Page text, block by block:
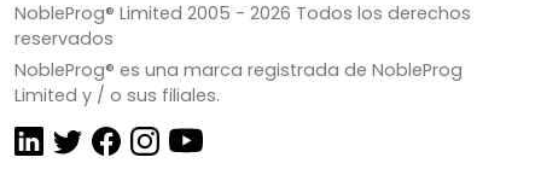
NobleProg® Limited 2005 - 2026 Todos los derechos
reservados
NobleProg® es una marca registrada de NobleProg
Limited y / o sus filiales.